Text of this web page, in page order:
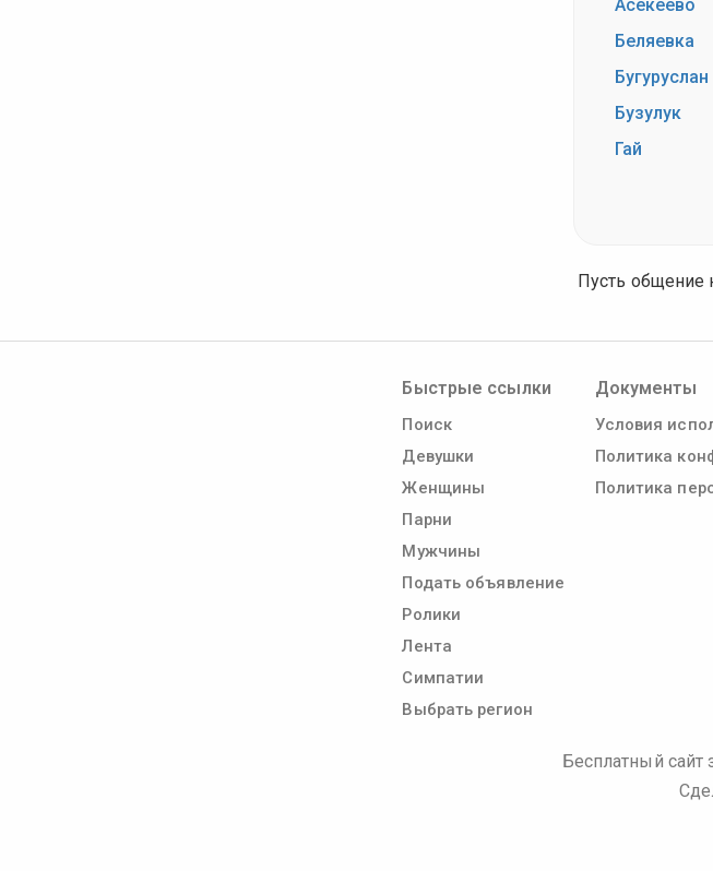
Асекеево
Беляевка
Бугуруслан
Бузулук
Гай
Пусть общение
Быстрые ссылки
Поиск
Девушки
Женщины
Парни
Мужчины
Подать объявление
Ролики
Лента
Симпатии
Выбрать регион
Документы
Условия
Политика
Политика
Бесплатный сайт